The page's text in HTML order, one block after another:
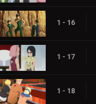
1 - 16
1 - 17
1 - 18